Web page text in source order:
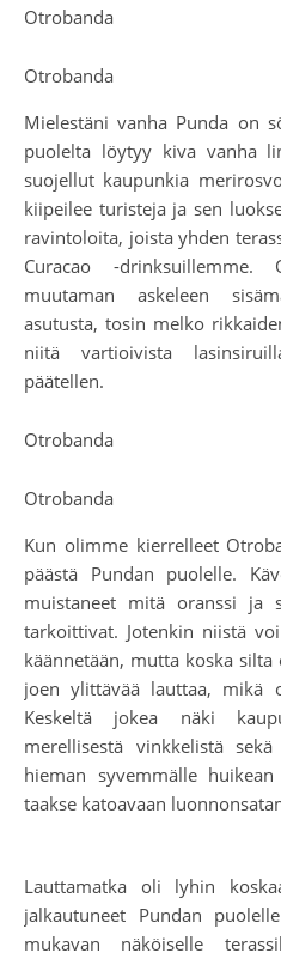
Otrobanda
Otrobanda
Mielestäni vanha Punda on
puolelta löytyy kiva vanha
suojellut kaupunkia
kiipeilee turisteja ja sen
ravintoloita, joista yhden
Curacao -drinksuillemme.
muutaman askeleen
asutusta, tosin melko
niitä vartioivista
päätellen.
Otrobanda
Otrobanda
Kun olimme kierrelleet
päästä Pundan puolelle.
muistaneet mitä oranssi ja
tarkoittivat. Jotenkin niistä
käännetään, mutta koska
joen ylittävää lauttaa, mikä
Keskeltä jokea näki
merellisestä vinkkelistä
hieman syvemmälle
taakse katoavaan
Lauttamatka oli lyhin
jalkautuneet Pundan
mukavan näköiselle